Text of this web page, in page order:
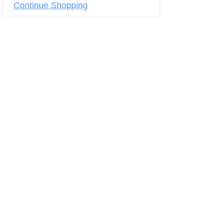
Continue Shopping